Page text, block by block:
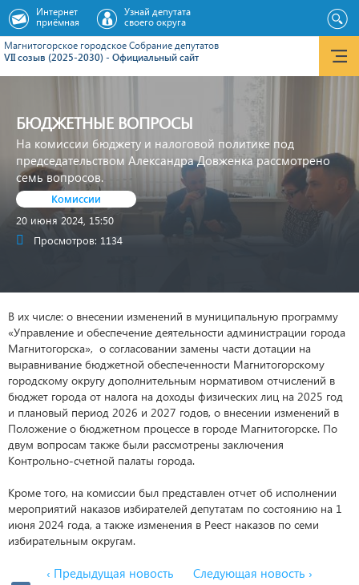
Магнитогорское городское Cобрание депутатов
VII созыв (2025-2030) - Официальный сайт
Интернет
приёмная
Узнай депутата
своего округа
БЮДЖЕТНЫЕ ВОПРОСЫ
На комиссии бюджету и налоговой политике под
председательством Александра Довженка рассмотрено
семь вопросов.
Комиссии
20 июня 2024, 15:50
Просмотров: 1134
В их числе: о внесении изменений в муниципальную программу
«Управление и обеспечение деятельности администрации города
Магнитогорска», о согласовании замены части дотации на
выравнивание бюджетной обеспеченности Магнитогорскому
городскому округу дополнительным нормативом отчислений в
бюджет города от налога на доходы физических лиц на 2025 год
и плановый период 2026 и 2027 годов, о внесении изменений в
Положение о бюджетном процессе в городе Магнитогорске. По
двум вопросам также были рассмотрены заключения
Контрольно-счетной палаты города.
Кроме того, на комиссии был представлен отчет об исполнении
мероприятий наказов избирателей депутатам по состоянию на 1
июня 2024 года, а также изменения в Реест наказов по семи
избирательным округам.
‹ Предыдущая новость Следующая новость ›